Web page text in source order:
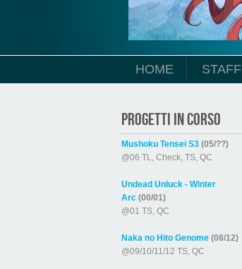
HOME STAFF
PROGETTI IN CORSO
Mushoku Tensei S3 (05/??)
@06 TL, Check, TS, QC
Undead Unluck - Winter
Arc (00/01)
@01 TS, QC
Naka no Hito Genome (08/12)
@09/10/11/12 TS, QC